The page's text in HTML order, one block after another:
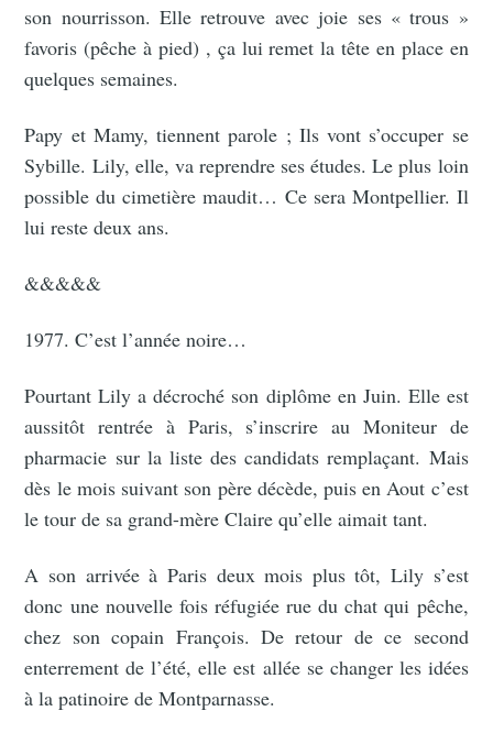
son nourrisson. Elle retrouve avec joie ses « trous »
favoris (pêche à pied) , ça lui remet la tête en place en
quelques semaines.
Papy et Mamy, tiennent parole ; Ils vont s’occuper se
Sybille. Lily, elle, va reprendre ses études. Le plus loin
possible du cimetière maudit… Ce sera Montpellier. Il
lui reste deux ans.
&&&&&
1977. C’est l’année noire…
Pourtant Lily a décroché son diplôme en Juin. Elle est
aussitôt rentrée à Paris, s’inscrire au Moniteur de
pharmacie sur la liste des candidats remplaçant. Mais
dès le mois suivant son père décède, puis en Aout c’est
le tour de sa grand-mère Claire qu’elle aimait tant.
A son arrivée à Paris deux mois plus tôt, Lily s’est
donc une nouvelle fois réfugiée rue du chat qui pêche,
chez son copain François. De retour de ce second
enterrement de l’été, elle est allée se changer les idées
à la patinoire de Montparnasse.